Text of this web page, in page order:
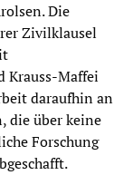
Die
Zivilklausel
Krauss-Maffei
daraufhin an
die über keine
Forschung